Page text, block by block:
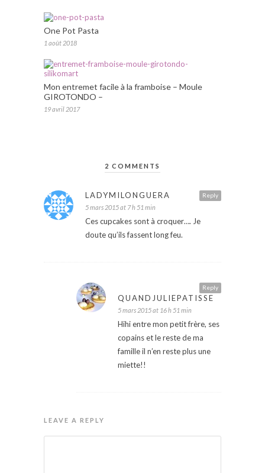
One Pot Pasta
1 août 2018
Mon entremet facile à la framboise – Moule
GIROTONDO –
19 avril 2017
2 COMMENTS
Reply
LADYMILONGUERA
5 mars 2015 at 7 h 51 min
Ces cupcakes sont à croquer…. Je
doute qu’ils fassent long feu.
Reply
QUANDJULIEPATISSE
5 mars 2015 at 16 h 51 min
Hihi entre mon petit frère, ses
copains et le reste de ma
famille il n’en reste plus une
miette!!
LEAVE A REPLY